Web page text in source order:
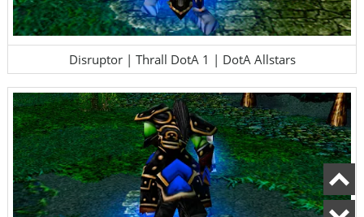
Disruptor | Thrall DotA 1 | DotA Allstars